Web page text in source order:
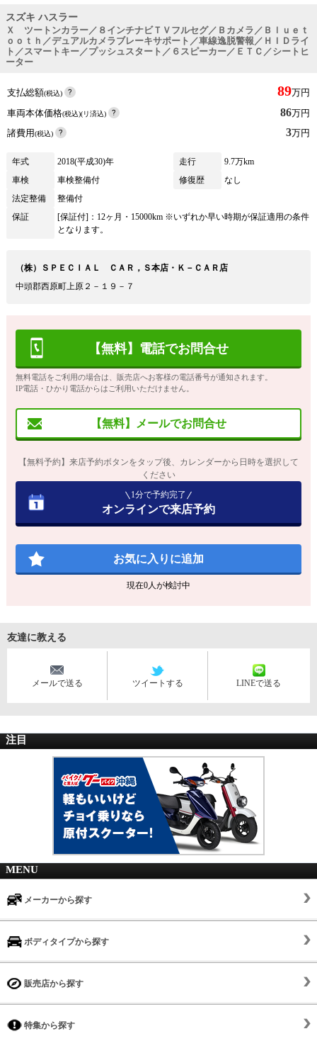
スズキ ハスラー
Ｘ ツートンカラー／８インチナビＴＶフルセグ／Ｂカメラ／Ｂｌｕｅｔ
ｏｏｔｈ／デュアルカメラブレーキサポート／車線逸脱警報／ＨＩＤライ
ト／スマートキー／プッシュスタート／６スピーカー／ＥＴＣ／シートヒ
ーター
支払総額(税込) 89万円
車両本体価格(税込)(リ済込) 86万円
諸費用(税込) 3万円
年式 2018(平成30)年 走行
9.7万km
車検
車検整備付 修復歴
なし
法定整備
整備付
保証
[保証付]：12ヶ月・15000km ※いずれか早い時期が保証適用の条件
となります。
（株）ＳＰＥＣＩＡＬ ＣＡＲ，Ｓ本店・Ｋ－ＣＡＲ店
中頭郡西原町上原２－１９－７
【無料】電話でお問合せ
無料電話をご利用の場合は、販売店へお客様の電話番号が通知されます。
IP電話・ひかり電話からはご利用いただけません。
【無料】メールでお問合せ
【無料予約】来店予約ボタンをタップ後、カレンダーから日時を選択して
ください
1分で予約完了
オンラインで来店予約
お気に入りに追加
現在0人が検討中
友達に教える
メールで送る ツイートする LINEで送る
注目
MENU
メーカーから探す
ボディタイプから探す
販売店から探す
特集から探す